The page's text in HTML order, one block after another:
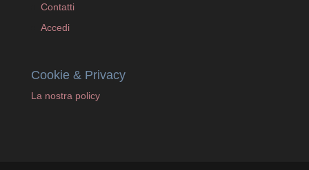
Contatti
Accedi
Cookie & Privacy
La nostra policy